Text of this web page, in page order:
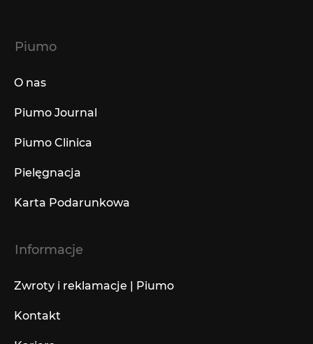
Piumo
O nas
Piumo Journal
Piumo Clinica
Pielęgnacja
Karta Podarunkowa
Informacje
Zwroty i reklamacje | Piumo
Kontakt